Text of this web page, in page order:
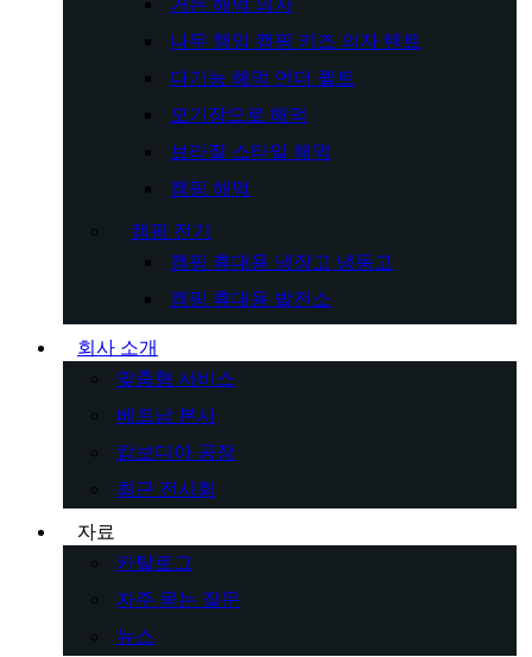
나무 행잉 캠핑 키즈 의자 텐트
다기능 해먹 언더 퀼트
모기장으로 해먹
브라질 스타일 해먹
캠핑 해먹
캠핑 전기
캠핑 휴대용 냉장고 냉동고
캠핑 휴대용 발전소
회사 소개
맞춤형 서비스
베트남 본사
캄보디아 공장
최근 전시회
자료
카탈로그
자주 묻는 질문
뉴스